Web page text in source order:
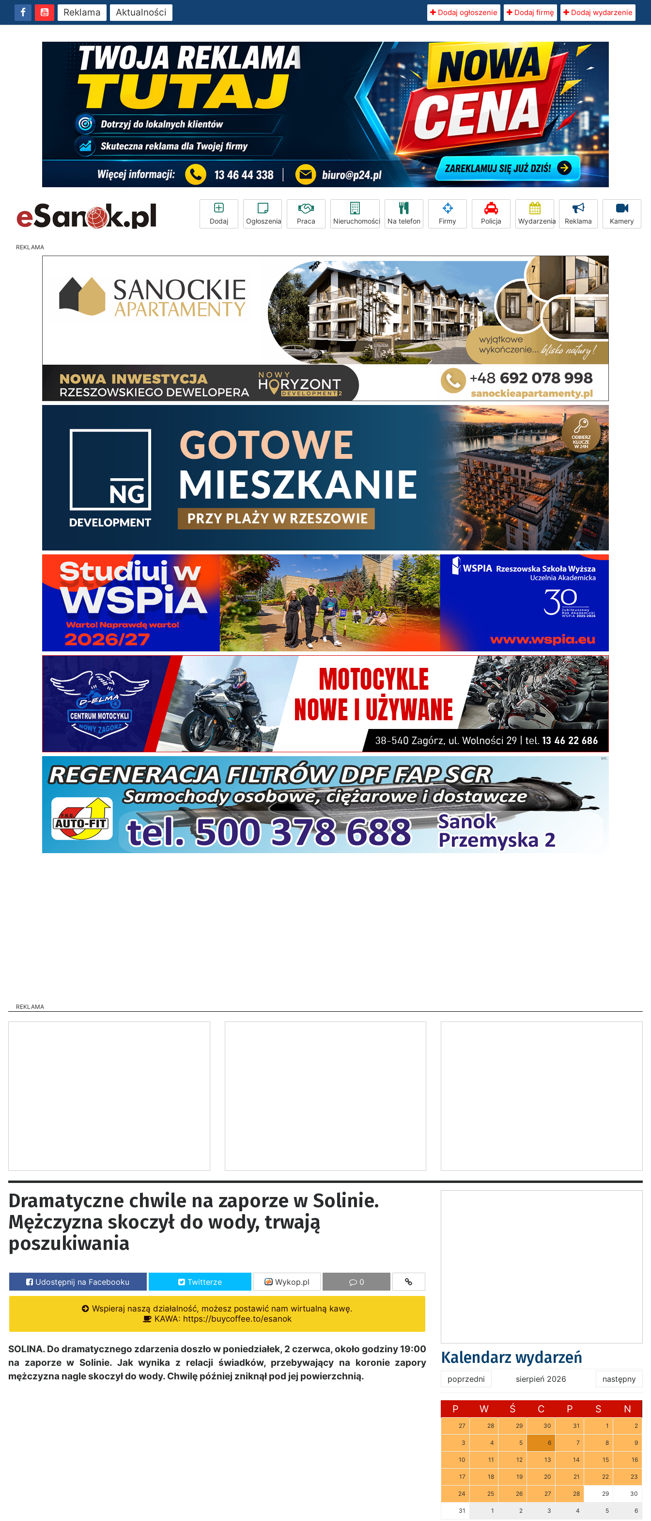
Reklama Aktualności Dodaj ogłoszenie Dodaj firmę Dodaj wydarzenie
Dodaj Ogłoszenia Praca Nieruchomości Na telefon Firmy Policja Wydarzenia Reklama Kamery
REKLAMA
REKLAMA
Dramatyczne chwile na zaporze w Solinie.
Mężczyzna skoczył do wody, trwają
poszukiwania
Udostępnij na Facebooku Twitterze Wykop.pl 0
Wspieraj naszą działalność, możesz postawić nam wirtualną kawę.
KAWA: https://buycoffee.to/esanok
SOLINA. Do dramatycznego zdarzenia doszło w poniedziałek, 2 czerwca, około godziny 19:00
na zaporze w Solinie. Jak wynika z relacji świadków, przebywający na koronie zapory
mężczyzna nagle skoczył do wody. Chwilę później zniknął pod jej powierzchnią.
Kalendarz wydarzeń
poprzedni sierpień 2026 następny
P W Ś C P S N
27 28 29 30 31 1 2
3 4 5 6 7 8 9
10 11 12 13 14 15 16
17 18 19 20 21 22 23
24 25 26 27 28 29 30
31 1 2 3 4 5 6